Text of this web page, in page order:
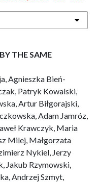
THE SAME
Agnieszka Bień-
Patryk Kowalski,
Artur Biłgorajski,
Adam Jamróz,
Krawczyk, Maria
Milej, Małgorzata
Nykiel, Jerzy
Jakub Rzymowski,
Andrzej Szmyt,